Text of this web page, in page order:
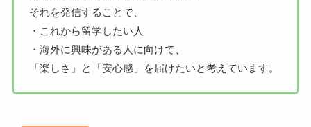
それを発信することで、
・これから留学したい人
・海外に興味がある人に向けて、
「楽しさ」と「安心感」を届けたいと考えています。